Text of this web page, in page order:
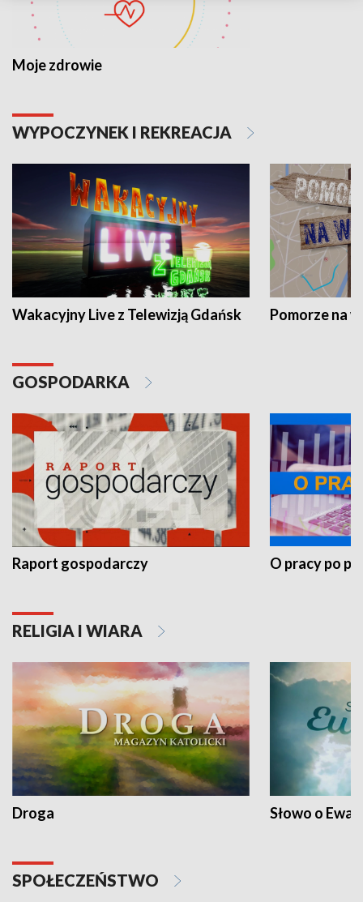
Moje zdrowie
WYPOCZYNEK I REKREACJA
Wakacyjny Live z Telewizją Gdańsk Pomorze na
GOSPODARKA
Raport gospodarczy O pracy po
RELIGIA I WIARA
Droga Słowo o
SPOŁECZEŃSTWO